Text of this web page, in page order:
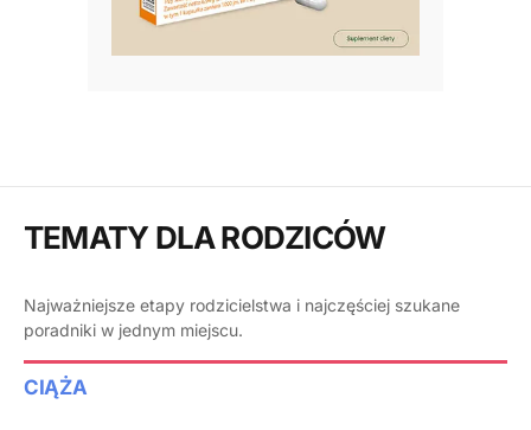
TEMATY DLA RODZICÓW
Najważniejsze etapy rodzicielstwa i najczęściej szukane
poradniki w jednym miejscu.
CIĄŻA